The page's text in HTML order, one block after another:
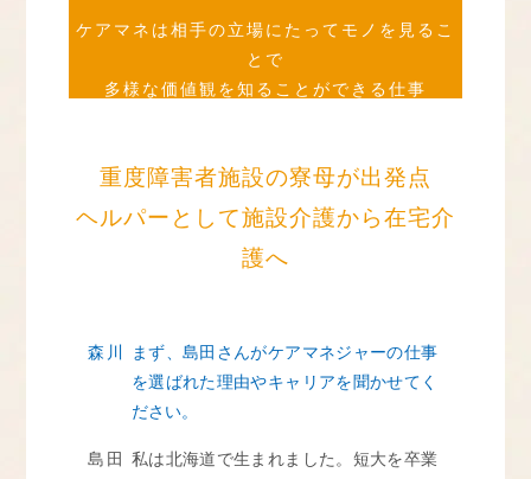
ケアマネは相手の立場にたってモノを見るこ
とで
多様な価値観を知ることができる仕事
重度障害者施設の寮母が出発点
ヘルパーとして施設介護から在宅介
護へ
森川
まず、島田さんがケアマネジャーの仕事
を選ばれた理由やキャリアを聞かせてく
ださい。
島田
私は北海道で生まれました。短大を卒業